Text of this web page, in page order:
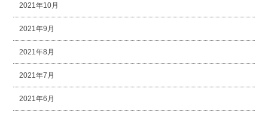
2021年10月
2021年9月
2021年8月
2021年7月
2021年6月